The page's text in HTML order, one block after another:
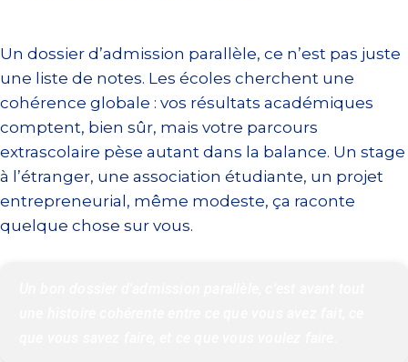
Un dossier d’admission parallèle, ce n’est pas juste
une liste de notes. Les écoles cherchent une
cohérence globale : vos résultats académiques
comptent, bien sûr, mais votre parcours
extrascolaire pèse autant dans la balance. Un stage
à l’étranger, une association étudiante, un projet
entrepreneurial, même modeste, ça raconte
quelque chose sur vous.